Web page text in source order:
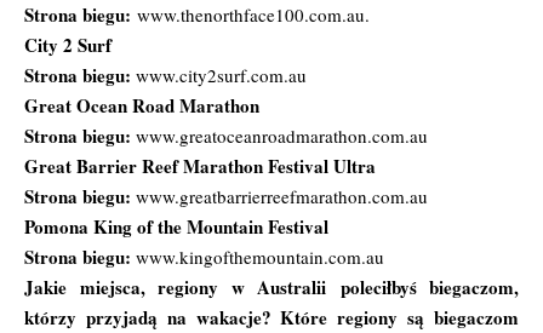
Strona biegu: www.thenorthface100.com.au.
City 2 Surf
Strona biegu: www.city2surf.com.au
Great Ocean Road Marathon
Strona biegu: www.greatoceanroadmarathon.com.au
Great Barrier Reef Marathon Festival Ultra
Strona biegu: www.greatbarrierreefmarathon.com.au
Pomona King of the Mountain Festival
Strona biegu: www.kingofthemountain.com.au
Jakie miejsca, regiony w Australii poleciłbyś biegaczom,
którzy przyjadą na wakacje? Które regiony są biegaczom